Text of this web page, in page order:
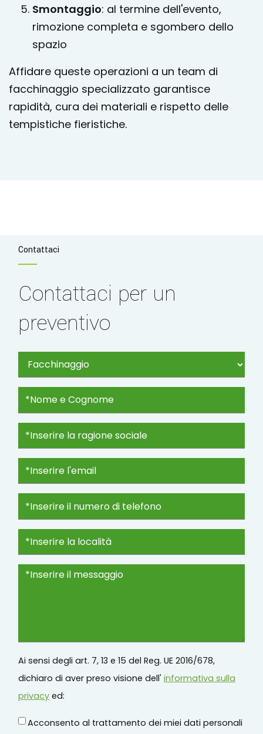
Smontaggio: al termine dell'evento,
rimozione completa e sgombero dello
spazio
Affidare queste operazioni a un team di
facchinaggio specializzato garantisce
rapidità, cura dei materiali e rispetto delle
tempistiche fieristiche.
Contattaci
Contattaci per un
preventivo
Ai sensi degli art. 7, 13 e 15 del Reg. UE 2016/678,
dichiaro di aver preso visione dell' informativa sulla
privacy ed:
Acconsento al trattamento dei miei dati personali